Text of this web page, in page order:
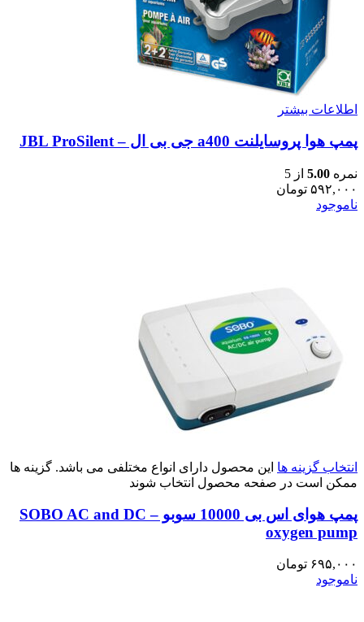
اطلاعات بیشتر
پمپ هوا پروسایلنت a400 جی بی ال – JBL ProSilent
نمره 5.00 از 5
۵۹۲,۰۰۰ تومان
ناموجود
انتخاب گزینه ها این محصول دارای انواع مختلفی می باشد. گزینه ها
ممکن است در صفحه محصول انتخاب شوند
پمپ هوای اس بی 10000 سوبو – SOBO AC and DC
oxygen pump
۶۹۵,۰۰۰ تومان
ناموجود